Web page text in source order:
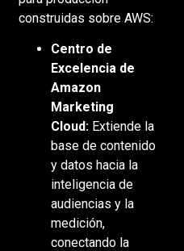
construidas sobre AWS:
Centro de
Excelencia de
Amazon
Marketing
Cloud:Extiende la
base de contenido
y datos hacia la
inteligencia de
audiencias y la
medición,
conectando la